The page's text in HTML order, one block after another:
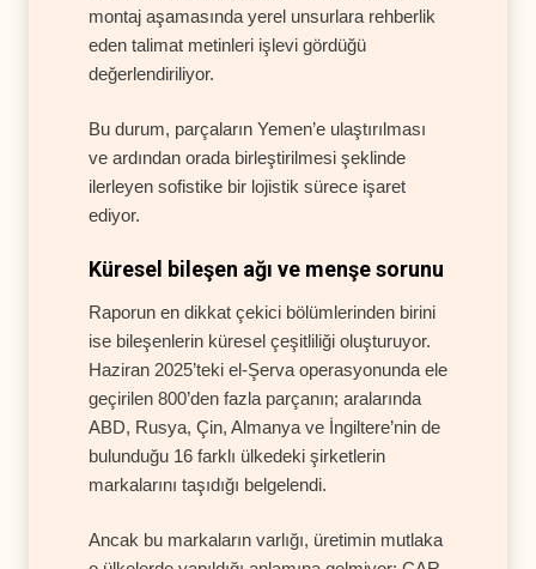
montaj aşamasında yerel unsurlara rehberlik
eden talimat metinleri işlevi gördüğü
değerlendiriliyor.
Bu durum, parçaların Yemen’e ulaştırılması
ve ardından orada birleştirilmesi şeklinde
ilerleyen sofistike bir lojistik sürece işaret
ediyor.
Küresel bileşen ağı ve menşe sorunu
Raporun en dikkat çekici bölümlerinden birini
ise bileşenlerin küresel çeşitliliği oluşturuyor.
Haziran 2025’teki el-Şerva operasyonunda ele
geçirilen 800’den fazla parçanın; aralarında
ABD, Rusya, Çin, Almanya ve İngiltere’nin de
bulunduğu 16 farklı ülkedeki şirketlerin
markalarını taşıdığı belgelendi.
Ancak bu markaların varlığı, üretimin mutlaka